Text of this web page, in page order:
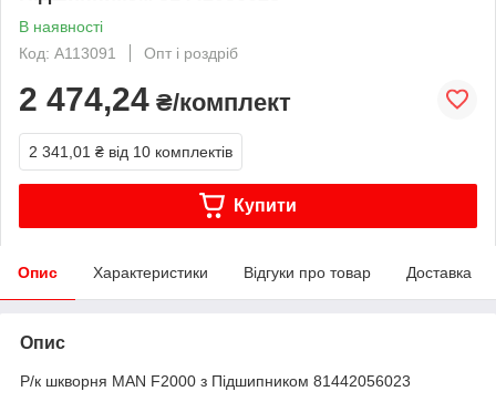
В наявності
Код: A113091
Опт і роздріб
2 474,24 ₴/комплект
2 341,01 ₴ від 10 комплектів
Купити
Опис Характеристики Відгуки про товар Доставка
Опис
Р/к шкворня MAN F2000 з Підшипником 81442056023